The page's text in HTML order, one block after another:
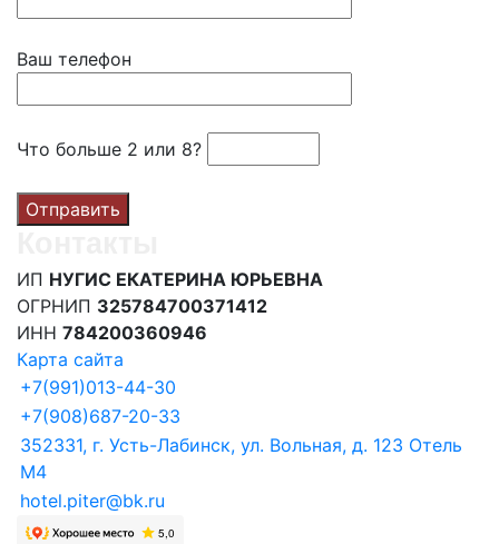
Ваш телефон
Что больше 2 или 8?
ИП НУГИС ЕКАТЕРИНА ЮРЬЕВНА
ОГРНИП 325784700371412
ИНН 784200360946
Карта сайта
+7(991)013-44-30
‪+7(908)687-20-33
352331, г. Усть-Лабинск, ул. Вольная, д. 123 Отель
М4
hotel.piter@bk.ru